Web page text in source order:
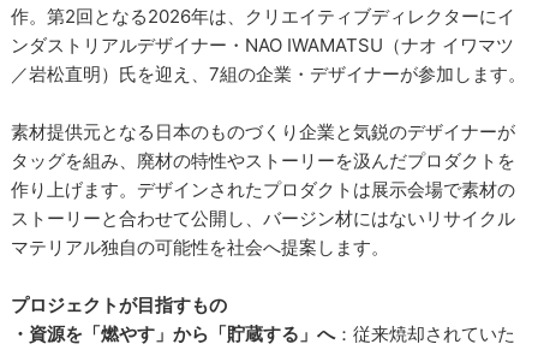
作。第2回となる2026年は、クリエイティブディレクターにイ
ンダストリアルデザイナー・NAO IWAMATSU（ナオ イワマツ
／岩松直明）氏を迎え、7組の企業・デザイナーが参加します。
素材提供元となる日本のものづくり企業と気鋭のデザイナーが
タッグを組み、廃材の特性やストーリーを汲んだプロダクトを
作り上げます。デザインされたプロダクトは展示会場で素材の
ストーリーと合わせて公開し、バージン材にはないリサイクル
マテリアル独自の可能性を社会へ提案します。
プロジェクトが目指すもの
・資源を「燃やす」から「貯蔵する」へ：従来焼却されていた